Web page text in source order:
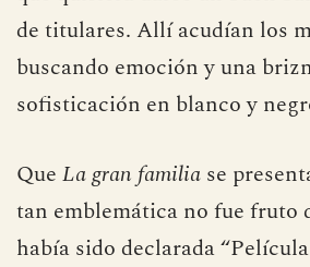
de titulares. Allí acudían los
buscando emoción y una
sofisticación en blanco y
Que La gran familia se
tan emblemática no fue fruto
había sido declarada